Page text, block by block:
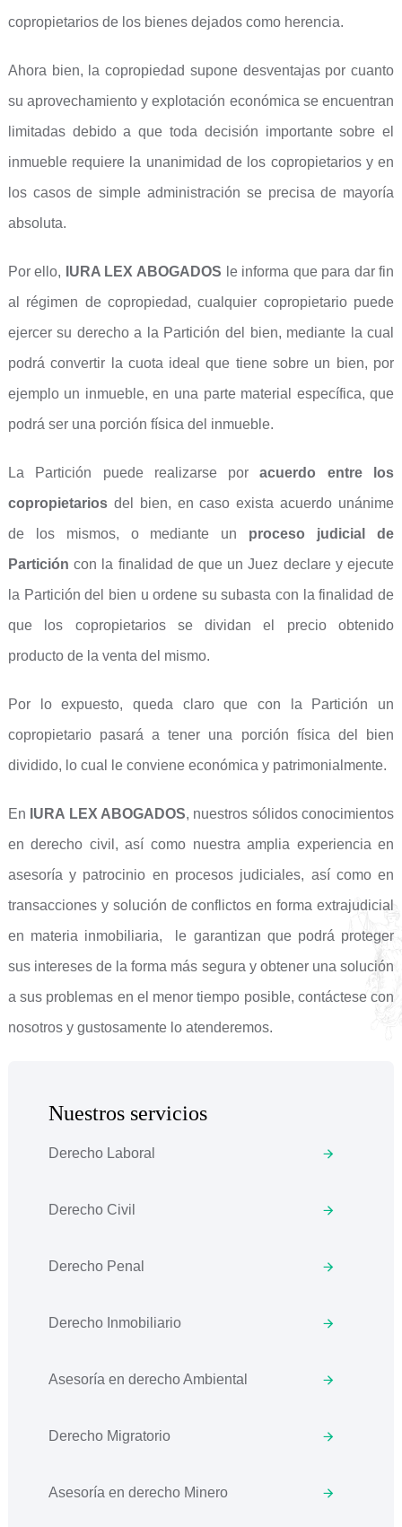
copropietarios de los bienes dejados como herencia.
Ahora bien, la copropiedad supone desventajas por cuanto
su aprovechamiento y explotación económica se encuentran
limitadas debido a que toda decisión importante sobre el
inmueble requiere la unanimidad de los copropietarios y en
los casos de simple administración se precisa de mayoría
absoluta.
Por ello, IURA LEX ABOGADOS le informa que para dar fin
al régimen de copropiedad, cualquier copropietario puede
ejercer su derecho a la Partición del bien, mediante la cual
podrá convertir la cuota ideal que tiene sobre un bien, por
ejemplo un inmueble, en una parte material específica, que
podrá ser una porción física del inmueble.
La Partición puede realizarse poracuerdo entre los
copropietariosdel bien, en caso exista acuerdo unánime
de los mismos, o mediante un proceso judicial de
Partición con la finalidad de que un Juez declare y ejecute
la Partición del bien u ordene su subasta con la finalidad de
que los copropietarios se dividan el precio obtenido
producto de la venta del mismo.
Por lo expuesto, queda claro que con la Partición un
copropietario pasará a tener una porción física del bien
dividido, lo cual le conviene económica y patrimonialmente.
En IURA LEX ABOGADOS, nuestros sólidos conocimientos
en derecho civil, así como nuestra amplia experiencia en
asesoría y patrocinio en procesos judiciales, así como en
transacciones y solución de conflictos en forma extrajudicial
en materia inmobiliaria, le garantizan que podrá proteger
sus intereses de la forma más segura y obtener una solución
a sus problemas en el menor tiempo posible, contáctese con
nosotros y gustosamente lo atenderemos.
Nuestros servicios
Derecho Laboral
Derecho Civil
Derecho Penal
Derecho Inmobiliario
Asesoría en derecho Ambiental
Derecho Migratorio
Asesoría en derecho Minero